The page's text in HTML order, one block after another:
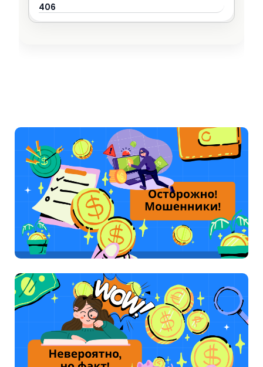
406